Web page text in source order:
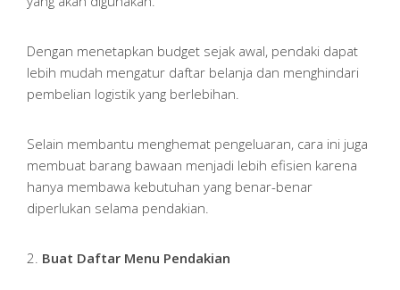
Dengan menetapkan budget sejak awal, pendaki dapat
lebih mudah mengatur daftar belanja dan menghindari
pembelian logistik yang berlebihan.
Selain membantu menghemat pengeluaran, cara ini juga
membuat barang bawaan menjadi lebih efisien karena
hanya membawa kebutuhan yang benar-benar
diperlukan selama pendakian.
2. Buat Daftar Menu Pendakian